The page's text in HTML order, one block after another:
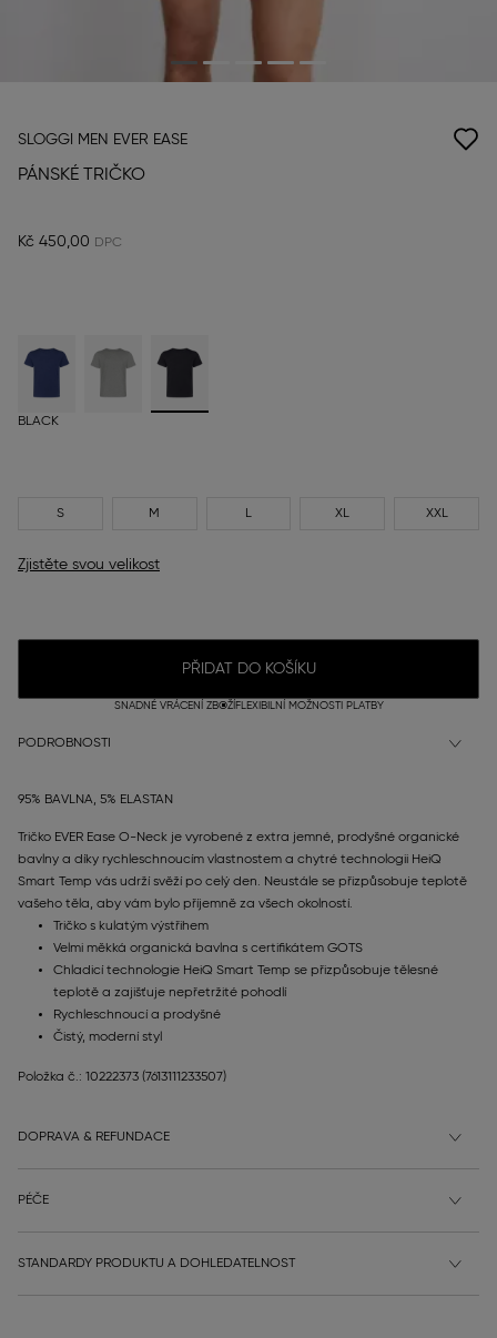
SLOGGI MEN EVER EASE
PÁNSKÉ TRIČKO
Kč 450,00
BLACK
S M L XL XXL
Zjistěte svou velikost
PŘIDAT DO KOŠÍKU
SNADNÉ VRÁCENÍ ZBOŽÍ FLEXIBILNÍ MOŽNOSTI PLATBY
PODROBNOSTI
95% BAVLNA, 5% ELASTAN
Tričko EVER Ease O-Neck je vyrobené z extra jemné, prodyšné organické
bavlny a díky rychleschnoucím vlastnostem a chytré technologii HeiQ
Smart Temp vás udrží svěží po celý den. Neustále se přizpůsobuje teplotě
vašeho těla, aby vám bylo příjemně za všech okolností.
Tričko s kulatým výstřihem
Velmi měkká organická bavlna s certifikátem GOTS
Chladicí technologie HeiQ Smart Temp se přizpůsobuje tělesné
teplotě a zajišťuje nepřetržité pohodlí
Rychleschnoucí a prodyšné
Čistý, moderní styl
Položka č.: 10222373 (7613111233507)
DOPRAVA & REFUNDACE
PÉČE
STANDARDY PRODUKTU A DOHLEDATELNOST